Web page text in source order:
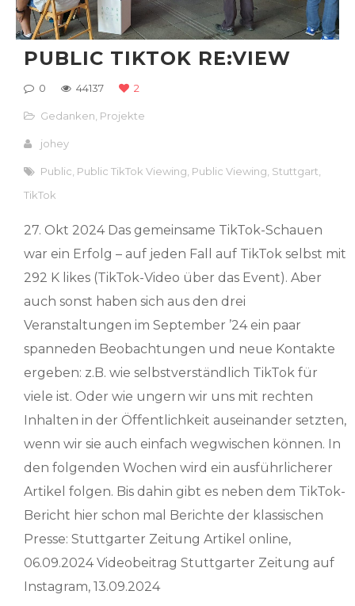
PUBLIC TIKTOK RE:VIEW
0 44137 2
Gedanken Projekte
johey
Public Public TikTok Viewing Public Viewing Stuttgart
TikTok
27. Okt 2024 Das gemeinsame TikTok-Schauen
war ein Erfolg – auf jeden Fall auf TikTok selbst mit
292 K likes (TikTok-Video über das Event). Aber
auch sonst haben sich aus den drei
Veranstaltungen im September ’24 ein paar
spanneden Beobachtungen und neue Kontakte
ergeben: z.B. wie selbstverständlich TikTok für
viele ist. Oder wie ungern wir uns mit rechten
Inhalten in der Öffentlichkeit auseinander setzten,
wenn wir sie auch einfach wegwischen können. In
den folgenden Wochen wird ein ausführlicherer
Artikel folgen. Bis dahin gibt es neben dem TikTok-
Bericht hier schon mal Berichte der klassischen
Presse: Stuttgarter Zeitung Artikel online,
06.09.2024 Videobeitrag Stuttgarter Zeitung auf
Instagram, 13.09.2024